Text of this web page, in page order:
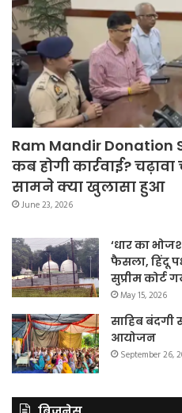
Ram Mandir Donation
कब होगी कार्रवाई?
सामने क्या खुलासा हुआ
June 23, 2026
‘धार का
फैसला, हिंदू
सुप्रीम कोर्ट
May 15, 2026
साहिब
आयोजन
September 26,